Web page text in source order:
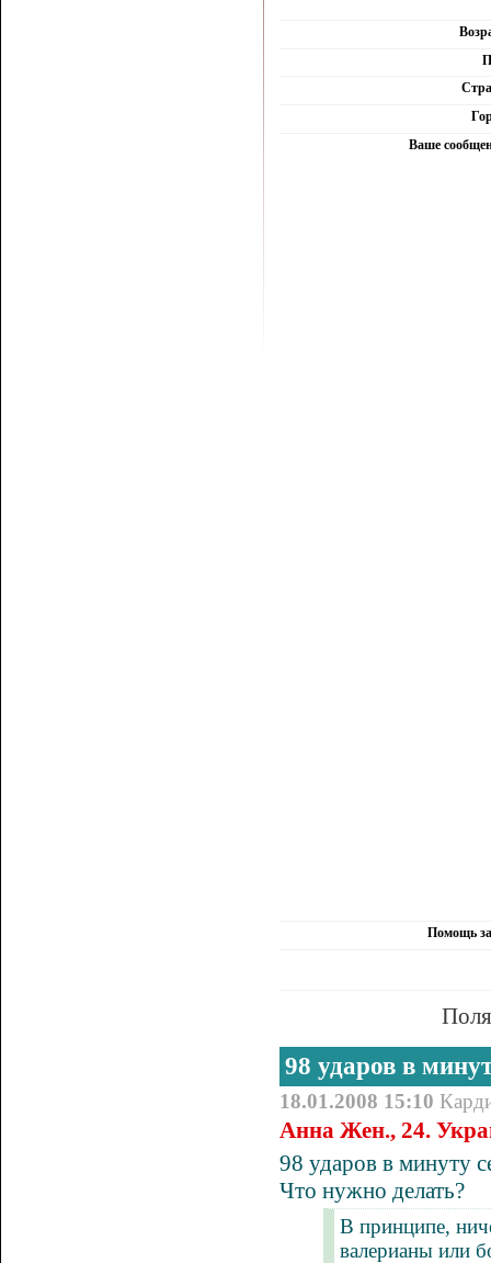
Ваше
Помощь
98 ударов в
18.01.2008 15:10
Анна Жен., 24.
98 ударов в минуту
Что нужно делать?
В принципе,
валерианы или